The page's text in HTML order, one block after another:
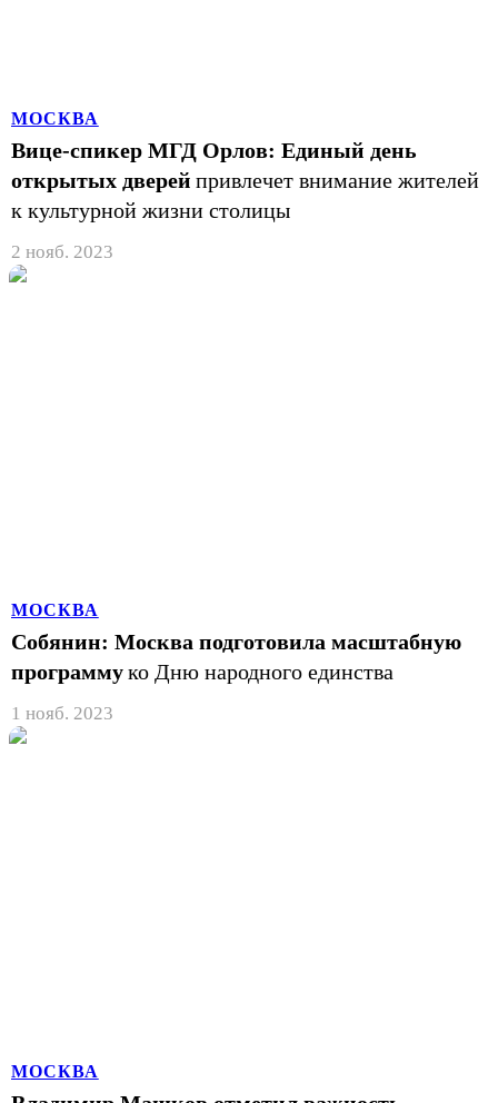
МОСКВА
Вице-спикер МГД Орлов: Единый день
открытых дверей привлечет внимание жителей
к культурной жизни столицы
2 нояб. 2023
МОСКВА
Собянин: Москва подготовила масштабную
программуко Дню народного единства
1 нояб. 2023
МОСКВА